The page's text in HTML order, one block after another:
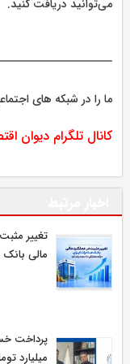
می‌توانید دریافت کنید.
ما را در شبکه های
کانال تلگرام دیوان
تغییر
مالی
میلیارد